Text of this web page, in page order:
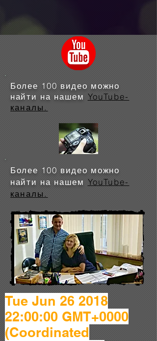
Более 100 видео можно
найти на нашем YouTube-
каналы.
Более 100 видео можно
найти на нашем YouTube-
каналы.
Tue Jun 26 2018
22:00:00 GMT+0000
(Coordinated